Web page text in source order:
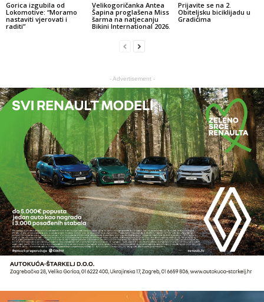
Gorica izgubila od
Lokomotive: “Moramo
nastaviti vjerovati i
raditi”
Velikogoričanka Antea
Šapina proglašena Miss
šarma na natjecanju
Bikini International 2026.
Prijavite se na 2.
Obiteljsku biciklijadu u
Gradićima
- Advertisement -